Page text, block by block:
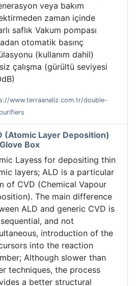
veya bakım
zaman içinde
saflık Vakum pompası
otomatik basınç
(kullanım dahil)
çalışma (gürültü seviyesi
www.terraanaliz.com.tr/double-
(Atomic Layer Deposition)
Box
Layess for depositing thin
layers; ALD is a particular
of CVD (Chemical Vapour
The main difference
ALD and generic CVD is
and not
introduction of the
into the reaction
Although slower than
techniques, the process
a better structural